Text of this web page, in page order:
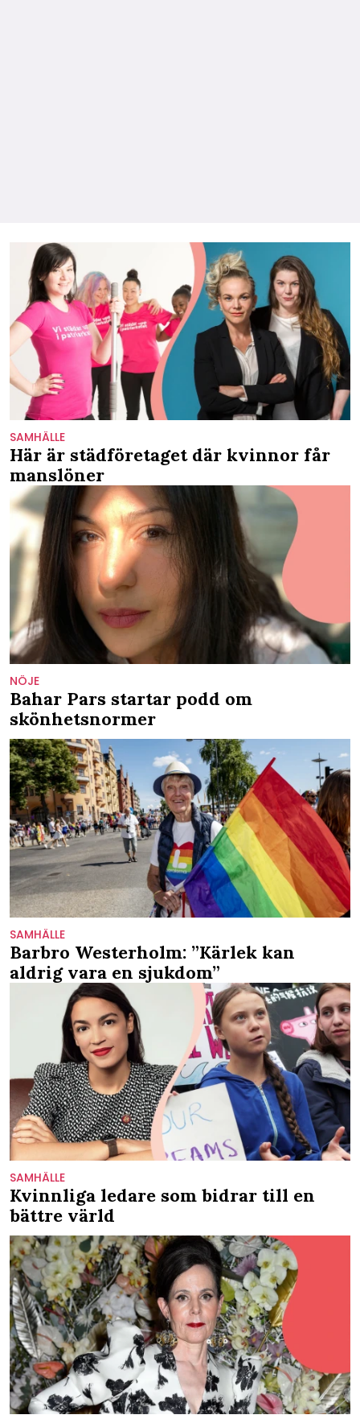
SAMHÄLLE
Här är städföretaget där kvinnor får
manslöner
NÖJE
Bahar Pars startar podd om
skönhetsnormer
SAMHÄLLE
Barbro Westerholm: ”Kärlek kan
aldrig vara en sjukdom”
SAMHÄLLE
Kvinnliga ledare som bidrar till en
bättre värld